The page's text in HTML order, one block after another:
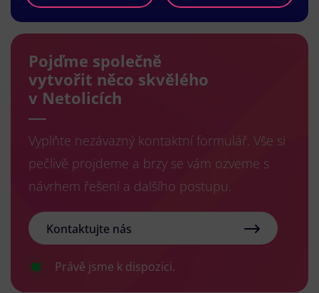
Pojďme společně
vytvořit něco skvělého
v Netolicích
Vyplňte nezávazný kontaktní formulář. Vše si
pečlivě projdeme a brzy se vám ozveme s
návrhem řešení a dalšího postupu.
Kontaktujte nás
Právě jsme k dispozici.